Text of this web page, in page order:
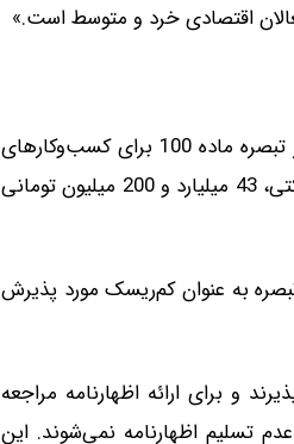
اقتصادی خرد و متوسط است.»
رئیس شورای عالی مالیاتی همچنین تاکید کرد که طبق قانون، سقف برخورداری از تبصره ماده 100 برای کسب‌وکارهای
فردی، فروش سالانه 21 میلیارد و 600 میلیون تومانی و برای کسب‌وکارهای مشارکتی، 43 میلیارد و 200 میلیون تومانی
تبصره ۱۰۰، با همان تسهیلات تبصره به عنوان کم‌ریسک مورد پذیرش
و برای ارائه اظهارنامه مراجعه
تسلیم اظهارنامه نمی‌شوند. این